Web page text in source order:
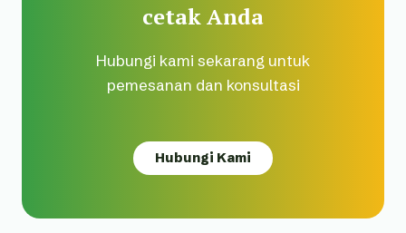
cetak Anda
Hubungi kami sekarang untuk
pemesanan dan konsultasi
Hubungi Kami